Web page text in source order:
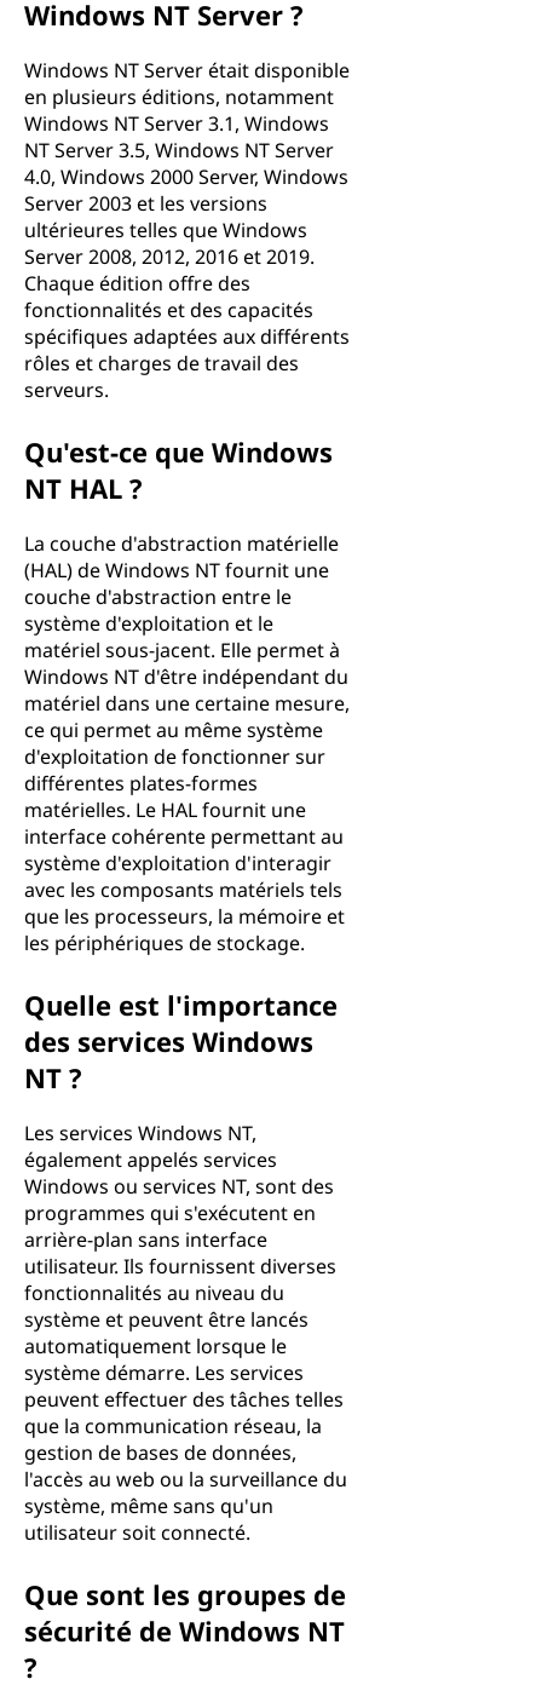
Windows NT Server ?
Windows NT Server était disponible
en plusieurs éditions, notamment
Windows NT Server 3.1, Windows
NT Server 3.5, Windows NT Server
4.0, Windows 2000 Server, Windows
Server 2003 et les versions
ultérieures telles que Windows
Server 2008, 2012, 2016 et 2019.
Chaque édition offre des
fonctionnalités et des capacités
spécifiques adaptées aux différents
rôles et charges de travail des
serveurs.
Qu'est-ce que Windows
NT HAL ?
La couche d'abstraction matérielle
(HAL) de Windows NT fournit une
couche d'abstraction entre le
système d'exploitation et le
matériel sous-jacent. Elle permet à
Windows NT d'être indépendant du
matériel dans une certaine mesure,
ce qui permet au même système
d'exploitation de fonctionner sur
différentes plates-formes
matérielles. Le HAL fournit une
interface cohérente permettant au
système d'exploitation d'interagir
avec les composants matériels tels
que les processeurs, la mémoire et
les périphériques de stockage.
Quelle est l'importance
des services Windows
NT ?
Les services Windows NT,
également appelés services
Windows ou services NT, sont des
programmes qui s'exécutent en
arrière-plan sans interface
utilisateur. Ils fournissent diverses
fonctionnalités au niveau du
système et peuvent être lancés
automatiquement lorsque le
système démarre. Les services
peuvent effectuer des tâches telles
que la communication réseau, la
gestion de bases de données,
l'accès au web ou la surveillance du
système, même sans qu'un
utilisateur soit connecté.
Que sont les groupes de
sécurité de Windows NT
?